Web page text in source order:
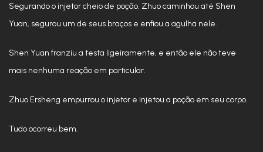
Segurando o injetor cheio de poção, Zhuo caminhou até Shen
Yuan, segurou um de seus braços e enfiou a agulha nele.
Shen Yuan franziu a testa ligeiramente, e então ele não teve
mais nenhuma reação em particular.
Zhuo Ersheng empurrou o injetor e injetou a poção em seu corpo.
Tudo ocorreu bem.